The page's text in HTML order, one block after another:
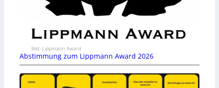
Bild: Lippmann Award
Abstimmung zum Lippmann Award 2026